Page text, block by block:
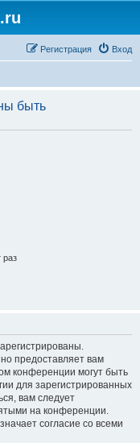
Вход
Регистрация
быть
раз
предоставляет вам
конференции могут быть
для зарегистрированных
вам следует
на конференции.
согласие со всеми